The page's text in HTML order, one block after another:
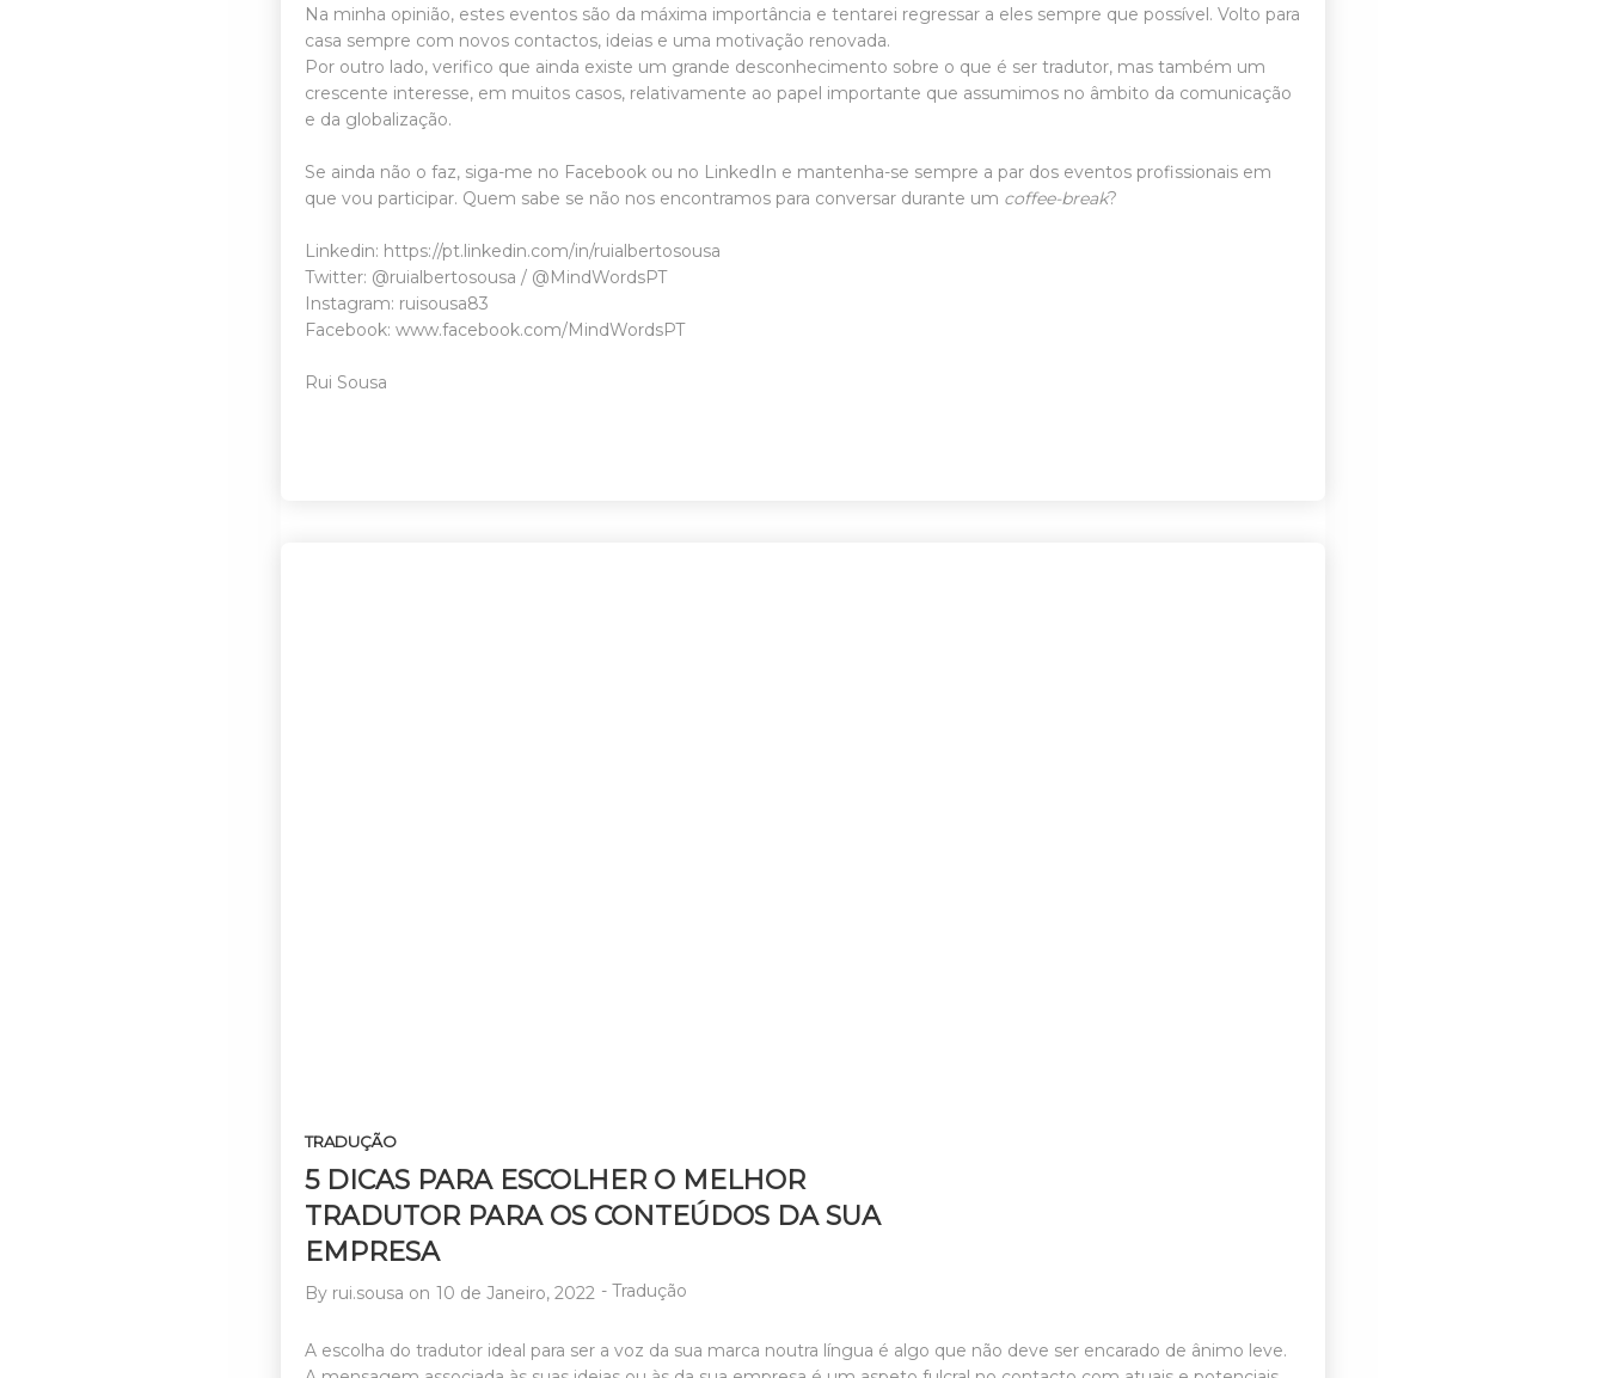
Na minha opinião, estes eventos são da máxima importância e tentarei regressar a eles sempre que possível. Volto para
casa sempre com novos contactos, ideias e uma motivação renovada.
Por outro lado, verifico que ainda existe um grande desconhecimento sobre o que é ser tradutor, mas também um
crescente interesse, em muitos casos, relativamente ao papel importante que assumimos no âmbito da comunicação
e da globalização.
Se ainda não o faz, siga-me no Facebook ou no LinkedIn e mantenha-se sempre a par dos eventos profissionais em
que vou participar. Quem sabe se não nos encontramos para conversar durante um coffee-break?
Linkedin: https://pt.linkedin.com/in/ruialbertosousa
Twitter: @ruialbertosousa / @MindWordsPT
Instagram: ruisousa83
Facebook:www.facebook.com/MindWordsPT
Rui Sousa
TRADUÇÃO
5 DICAS PARA ESCOLHER O MELHOR
TRADUTOR PARA OS CONTEÚDOS DA SUA
EMPRESA
By rui.sousa on 10 de Janeiro, 2022 -Tradução
A escolha do tradutor ideal para ser a voz da sua marca noutra língua é algo que não deve ser encarado de ânimo leve.